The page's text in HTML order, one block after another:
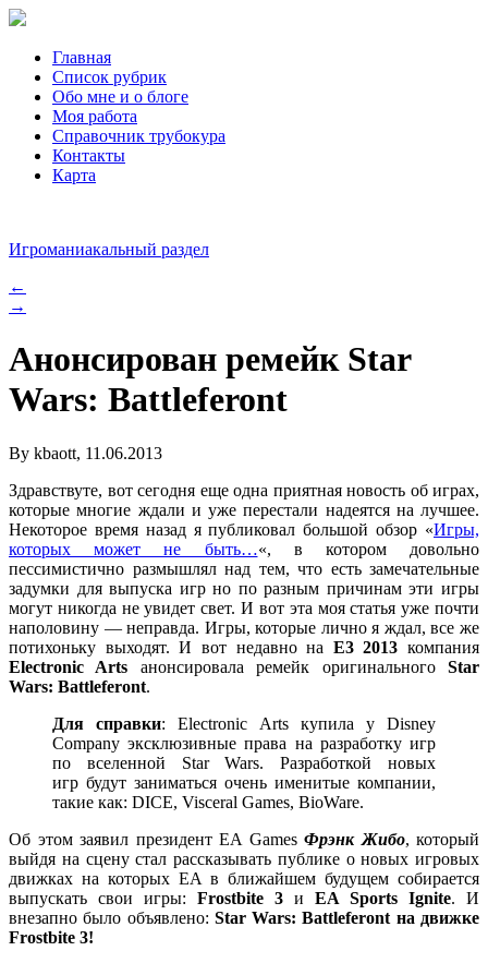
Главная
Список рубрик
Обо мне и о блоге
Моя работа
Справочник трубокура
Контакты
Карта
Игроманиакальный раздел
←
→
Анонсирован ремейк Star
Wars: Battleferont
By kbaott, 11.06.2013
Здравствуте, вот сегодня еще одна приятная новость об играх,
которые многие ждали и уже перестали надеятся на лучшее.
Некоторое время назад я публиковал большой обзор «Игры,
которых может не быть…«, в котором довольно
пессимистично размышлял над тем, что есть замечательные
задумки для выпуска игр но по разным причинам эти игры
могут никогда не увидет свет. И вот эта моя статья уже почти
наполовину — неправда. Игры, которые лично я ждал, все же
потихоньку выходят. И вот недавно на Е3 2013 компания
Electronic Arts анонсировала ремейк оригинальногоStar
Wars: Battleferont.
Для справки: Electronic Arts купила у Disney
Company эксклюзивные права на разработку игр
по вселенной Star Wars. Разработкой новых
игр будут заниматься очень именитые компании,
такие как: DICE, Visceral Games, BioWare.
Об этом заявил президент EA Games Фрэнк Жибо, который
выйдя на сцену стал рассказывать публике о новых игровых
движках на которых ЕА в ближайшем будущем собирается
выпускать свои игры: Frostbite 3 и EA Sports Ignite. И
внезапно было объявлено: Star Wars: Battleferont на движке
Frostbite 3!